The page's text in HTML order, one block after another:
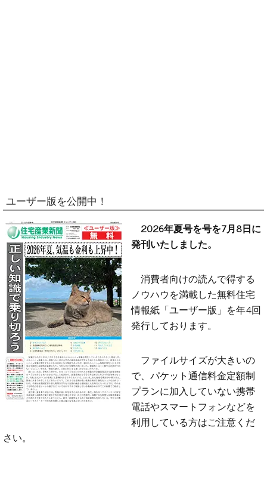
ユーザー版を公開中！
2026年夏号を号を7月8日に
発刊いたしました。
消費者向けの読んで得する
ノウハウを満載した無料住宅
情報紙「ユーザー版」を年4回
発行しております。
ファイルサイズが大きいの
で、パケット通信料金定額制
プランに加入していない携帯
電話やスマートフォンなどを
利用している方はご注意くだ
さい。